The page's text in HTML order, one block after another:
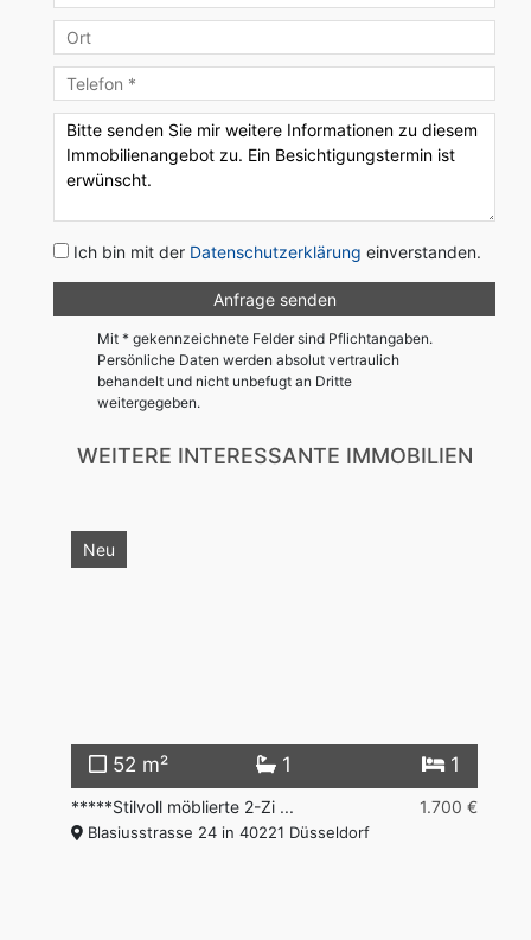
Ich bin mit der Datenschutzerklärung einverstanden.
Mit * gekennzeichnete Felder sind Pflichtangaben.
Persönliche Daten werden absolut vertraulich
behandelt und nicht unbefugt an Dritte
weitergegeben.
WEITERE INTERESSANTE IMMOBILIEN
Neu
52 m² 1 1
*****Stilvoll möblierte 2-Zi ... 1.700 €
Blasiusstrasse 24 in 40221 Düsseldorf